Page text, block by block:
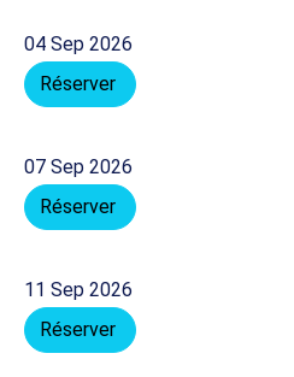
04 Sep 2026
Réserver
07 Sep 2026
Réserver
11 Sep 2026
Réserver